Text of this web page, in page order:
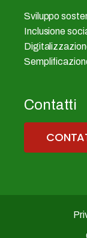
Sviluppo
Inclusione
Contatti